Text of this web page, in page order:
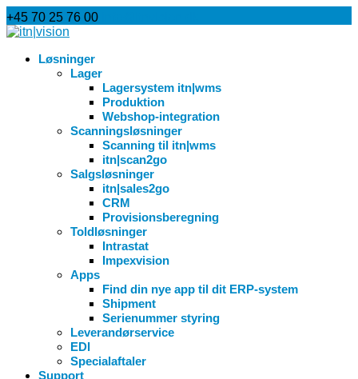
+45 70 25 76 00
Løsninger
Lager
Lagersystem itn|wms
Produktion
Webshop-integration
Scanningsløsninger
Scanning til itn|wms
itn|scan2go
Salgsløsninger
itn|sales2go
CRM
Provisionsberegning
Toldløsninger
Intrastat
Impexvision
Apps
Find din nye app til dit ERP-system
Shipment
Serienummer styring
Leverandørservice
EDI
Specialaftaler
Support